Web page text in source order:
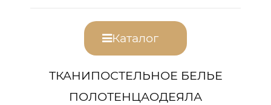
Каталог
ТКАНИПОСТЕЛЬНОЕ БЕЛЬЕ
ПОЛОТЕНЦАОДЕЯЛА